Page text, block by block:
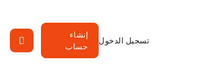
تسجيل الدخول
إنشاء
حساب